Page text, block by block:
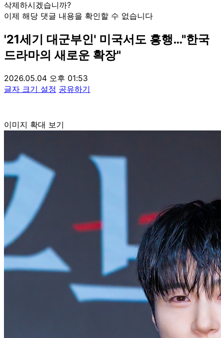
삭제하시겠습니까?
이제 해당 댓글 내용을 확인할 수 없습니다
'21세기 대군부인' 미국서도 흥행…"한국
드라마의 새로운 확장"
2026.05.04 오후 01:53
글자 크기 설정 공유하기
이미지 확대 보기